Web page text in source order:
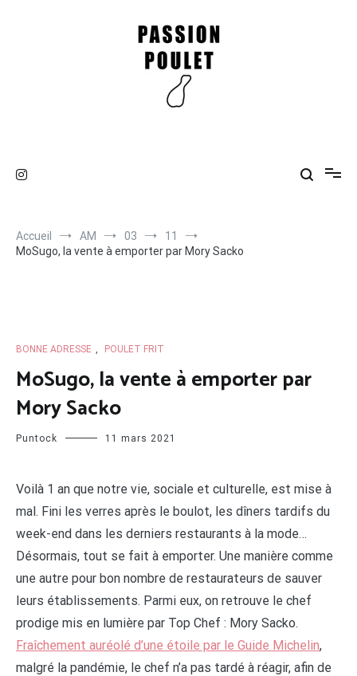
Accueil AM 03
11
MoSugo, la vente à emporter par Mory Sacko
BONNE ADRESSE , POULET FRIT
MoSugo, la vente à emporter par
Mory Sacko
Puntock 11 mars 2021
Voilà 1 an que notre vie, sociale et culturelle, est mise à
mal. Fini les verres après le boulot, les dîners tardifs du
week-end dans les derniers restaurants à la mode…
Désormais, tout se fait à emporter. Une manière comme
une autre pour bon nombre de restaurateurs de sauver
leurs établissements. Parmi eux, on retrouve le chef
prodige mis en lumière par Top Chef : Mory Sacko.
Fraîchement auréolé d’une étoile par le Guide Michelin,
malgré la pandémie, le chef n’a pas tardé à réagir, afin de